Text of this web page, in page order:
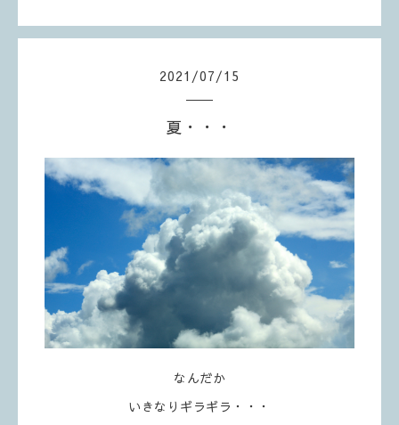
2021 /07/15
夏・・・
なんだか
いきなりギラギラ・・・